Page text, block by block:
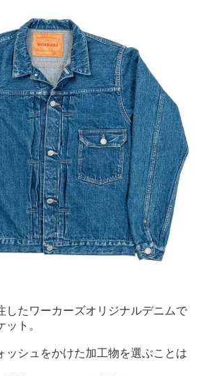
したワーカーズオリジナルデニムで
ト。
ッシュをかけた加工物を選ぶことは